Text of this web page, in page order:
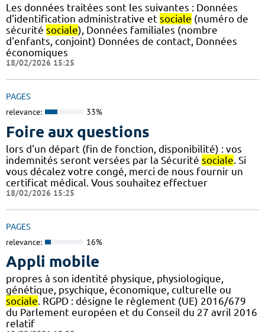
Les données traitées sont les suivantes : Données
d'identification administrative et sociale (numéro de
sécurité sociale), Données familiales (nombre
d'enfants, conjoint) Données de contact, Données
économiques
18/02/2026 15:25
PAGES
relevance: 33%
Foire aux questions
lors d'un départ (fin de fonction, disponibilité) : vos
indemnités seront versées par la Sécurité sociale . Si
vous décalez votre congé, merci de nous fournir un
certificat médical. Vous souhaitez effectuer
18/02/2026 15:25
PAGES
relevance: 16%
Appli mobile
propres à son identité physique, physiologique,
génétique, psychique, économique, culturelle ou
sociale. RGPD : désigne le règlement (UE) 2016/679
du Parlement européen et du Conseil du 27 avril 2016
relatif